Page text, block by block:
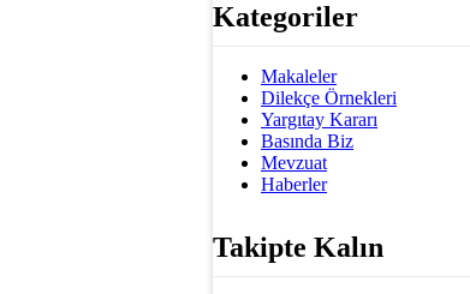
Kategoriler
Makaleler
Dilekçe Örnekleri
Yargıtay Kararı
Basında Biz
Mevzuat
Haberler
Takipte Kalın